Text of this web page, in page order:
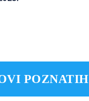
POZNATIH